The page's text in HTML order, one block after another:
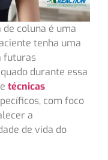
coluna é uma
tenha uma
futuras
durante essa
técnicas
com foco
a
de vida do